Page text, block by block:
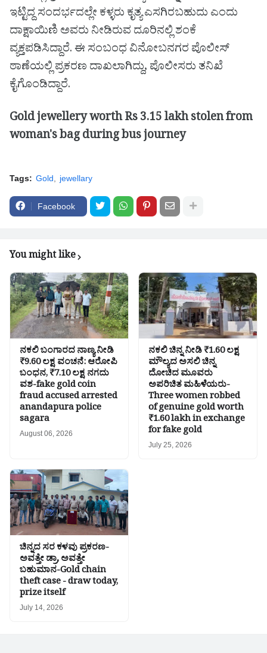
ಇಟ್ಟಿದ್ದ ಸಂದರ್ಭದಲ್ಲೇ ಕಳ್ಳರು ಕೃತ್ಯ ಎಸಗಿರಬಹುದು ಎಂದು
ದಾಕ್ಷಾಯಿಣಿ ಅವರು ನೀಡಿರುವ ದೂರಿನಲ್ಲಿ ಶಂಕೆ
ವ್ಯಕ್ತಪಡಿಸಿದ್ದಾರೆ. ಈ ಸಂಬಂಧ ವಿನೋಬನಗರ ಪೊಲೀಸ್
ಠಾಣೆಯಲ್ಲಿ ಪ್ರಕರಣ ದಾಖಲಾಗಿದ್ದು, ಪೊಲೀಸರು ತನಿಖೆ
ಕೈಗೊಂಡಿದ್ದಾರೆ.
Gold jewellery worth Rs 3.15 lakh stolen from
woman's bag during bus journey
Tags: Gold jewellary
Facebook
You might like
ನಕಲಿ ಬಂಗಾರದ ನಾಣ್ಯ ನೀಡಿ
₹9.60 ಲಕ್ಷ ವಂಚನೆ: ಆರೋಪಿ
ಬಂಧನ, ₹7.10 ಲಕ್ಷ ನಗದು
ವಶ-fake gold coin
fraud accused arrested
anandapura police
sagara
August 06, 2026
ನಕಲಿ ಚಿನ್ನ ನೀಡಿ ₹1.60 ಲಕ್ಷ
ಮೌಲ್ಯದ ಅಸಲಿ ಚಿನ್ನ
ದೋಚಿದ ಮೂವರು
ಅಪರಿಚಿತ ಮಹಿಳೆಯರು-
Three women robbed
of genuine gold worth
₹1.60 lakh in exchange
for fake gold
July 25, 2026
ಚಿನ್ನದ ಸರ ಕಳವು ಪ್ರಕರಣ-
ಅವತ್ತೇ ಡ್ರಾ, ಅವತ್ತೇ
ಬಹುಮಾನ-Gold chain
theft case - draw today,
prize itself
July 14, 2026